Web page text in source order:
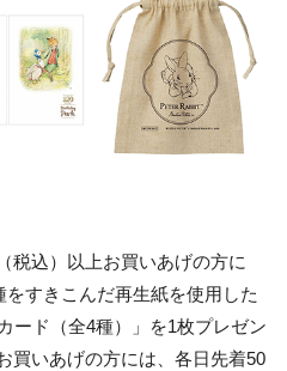
税込）以上お買いあげの方に
すきこんだ再生紙を使用した
ード（全4種）」を1枚プレゼン
買いあげの方には、各日先着50